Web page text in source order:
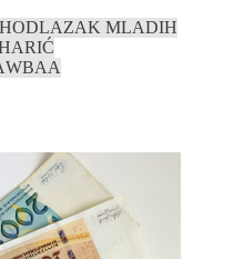
ODLAZAK MLADIH
WBAA